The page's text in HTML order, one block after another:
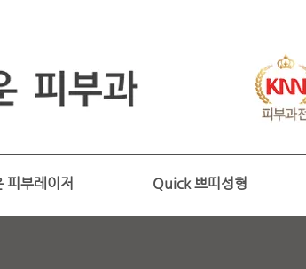
피부레이저 Quick 쁘띠성형